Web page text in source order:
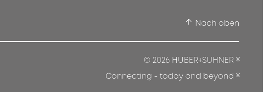
Nach oben
© 2026 HUBER+SUHNER®
Connecting - today and beyond ®